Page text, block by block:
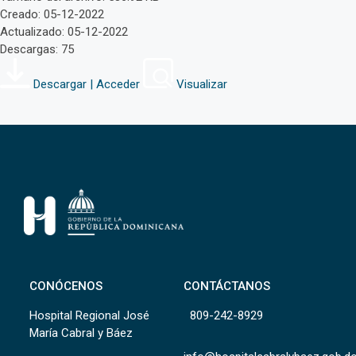
Creado: 05-12-2022
Actualizado: 05-12-2022
Descargas: 75
Descargar | Acceder Visualizar
CONÓCENOS
Hospital Regional José
María Cabral y Báez
CONTÁCTANOS
809-242-8929